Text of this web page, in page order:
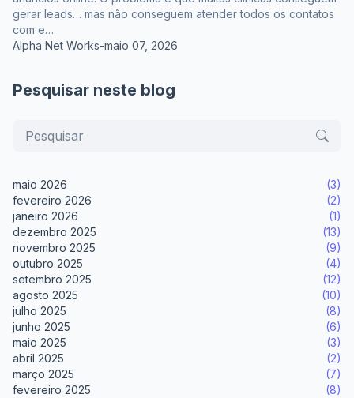
gerar leads… mas não conseguem atender todos os contatos
com e…
Alpha Net Works-maio 07, 2026
Pesquisar neste blog
maio 2026
(3)
fevereiro 2026
(2)
janeiro 2026
(1)
dezembro 2025
(13)
novembro 2025
(9)
outubro 2025
(4)
setembro 2025
(12)
agosto 2025
(10)
julho 2025
(8)
junho 2025
(6)
maio 2025
(3)
abril 2025
(2)
março 2025
(7)
fevereiro 2025
(8)